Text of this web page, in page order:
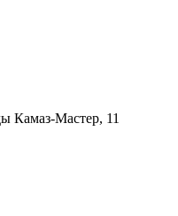
Камаз-Мастер, 11